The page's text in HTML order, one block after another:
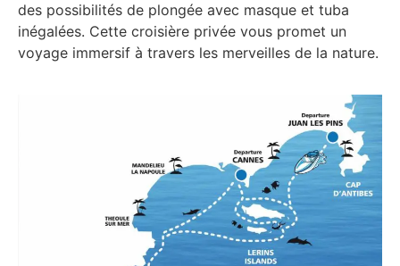
des possibilités de plongée avec masque et tuba
inégalées. Cette croisière privée vous promet un
voyage immersif à travers les merveilles de la nature.